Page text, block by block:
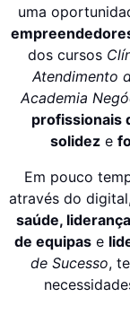
uma
dos cursos
Atendimento
Academia
profissionais
solideze
Em pouco
através do
saúde,
de equipas e
de Sucesso,